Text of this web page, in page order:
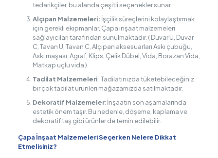
tedarikçiler, bu alanda çeşitli seçenekler sunar.
Alçıpan Malzemeleri: İşçilik süreçlerini kolaylaştırmak
için gerekli ekipmanlar, Çapa inşaat malzemeleri
sağlayıcıları tarafından sunulmaktadır. ( Duvar U, Duvar
C, Tavan U, Tavan C, Alçıpan aksesuarları Askı çubuğu,
Askı maşası, Agraf, Klips, Çelik Dübel, Vida, Borazan Vida,
Matkap uçlu vida ).
Tadilat Malzemeleri: Tadilatınızda tüketebileceğiniz
bir çok tadilat ürünleri mağazamızda satılmaktadır.
Dekoratif Malzemeler: İnşaatın son aşamalarında
estetik önem taşır. Bu nedenle, döşeme, kaplama ve
dekoratif taş gibi ürünler de temin edilebilir.
Çapa İnşaat Malzemeleri Seçerken Nelere Dikkat
Etmelisiniz?